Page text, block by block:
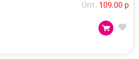
Опт. 109.00 р